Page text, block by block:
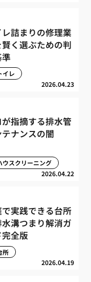
レ詰まりの修理業
く選ぶための判
2026.04.23
イレ
指摘する排水管
テナンスの闇
2026.04.22
ウスクリーニング
で実践できる台所
溝つまり解消ガ
全版
2026.04.19
所